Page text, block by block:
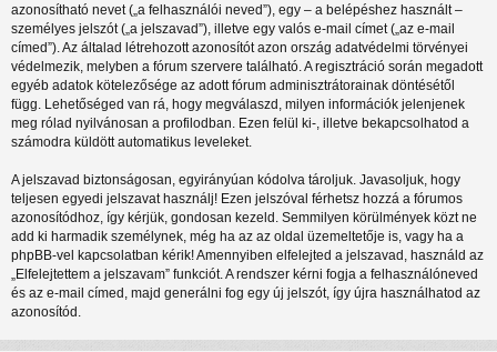
azonosítható nevet („a felhasználói neved”), egy – a belépéshez használt –
személyes jelszót („a jelszavad”), illetve egy valós e-mail címet („az e-mail
címed”). Az általad létrehozott azonosítót azon ország adatvédelmi törvényei
védelmezik, melyben a fórum szervere található. A regisztráció során megadott
egyéb adatok kötelezősége az adott fórum adminisztrátorainak döntésétől
függ. Lehetőséged van rá, hogy megválaszd, milyen információk jelenjenek
meg rólad nyilvánosan a profilodban. Ezen felül ki-, illetve bekapcsolhatod a
számodra küldött automatikus leveleket.
A jelszavad biztonságosan, egyirányúan kódolva tároljuk. Javasoljuk, hogy
teljesen egyedi jelszavat használj! Ezen jelszóval férhetsz hozzá a fórumos
azonosítódhoz, így kérjük, gondosan kezeld. Semmilyen körülmények közt ne
add ki harmadik személynek, még ha az az oldal üzemeltetője is, vagy ha a
phpBB-vel kapcsolatban kérik! Amennyiben elfelejted a jelszavad, használd az
„Elfelejtettem a jelszavam” funkciót. A rendszer kérni fogja a felhasználóneved
és az e-mail címed, majd generálni fog egy új jelszót, így újra használhatod az
azonosítód.